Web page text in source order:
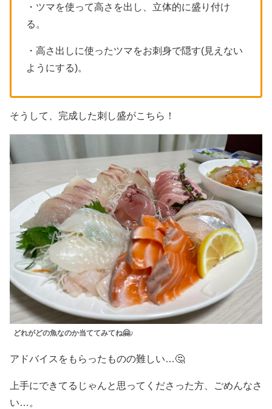
・ツマを使って高さを出し、立体的に盛り付け
る。
・高さ出しに使ったツマをお刺身で隠す(見えない
ようにする)。
そうして、完成した刺し盛がこちら！
どれがどの魚なのか当ててみてね🤗♪
アドバイスをもらったものの難しい…🤔
上手にできてるじゃんと思ってくださった方、ごめんなさ
い…。